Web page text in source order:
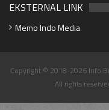
EKSTERNAL LINK
Memo Indo Media
Copyright © 2018-2026 Info
All rights